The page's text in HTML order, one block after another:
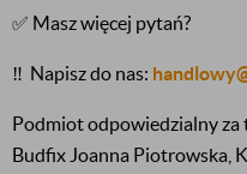
✅ Masz więcej pytań?
‼️ Napisz do nas:
Podmiot odpowiedzialny
Budfix Joanna Piotrowska,